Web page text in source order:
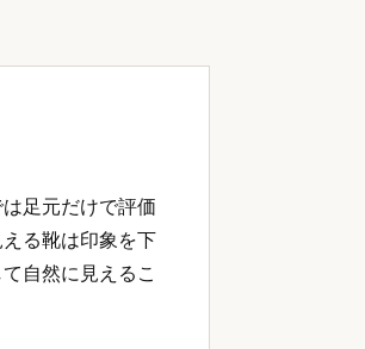
足元だけで評価
る靴は印象を下
自然に見えるこ